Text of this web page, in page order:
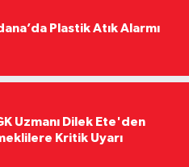
Plastik Atık Alarmı
Uzmanı Dilek Ete'den
Kritik Uyarı